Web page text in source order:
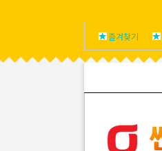
즐겨찾기